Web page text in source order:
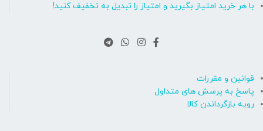
با هر خرید امتیاز بگیرید و امتیاز را تبدیل به تخفیف کنید!
قوانین و مقررات
پاسخ به پرسش های متداول
رویه بازگرداندن کالا